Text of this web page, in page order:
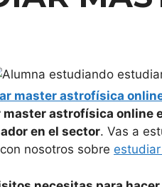
master astrofísica
astrofísica online
en el sector. Vas a
nosotros sobre